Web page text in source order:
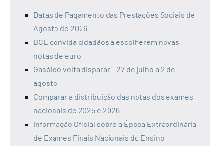
Datas de Pagamento das Prestações Sociais de
Agosto de 2026
BCE convida cidadãos a escolherem novas
notas de euro
Gasóleo volta disparar – 27 de julho a 2 de
agosto
Comparar a distribuição das notas dos exames
nacionais de 2025 e 2026
Informação Oficial sobre a Época Extraordinária
de Exames Finais Nacionais do Ensino